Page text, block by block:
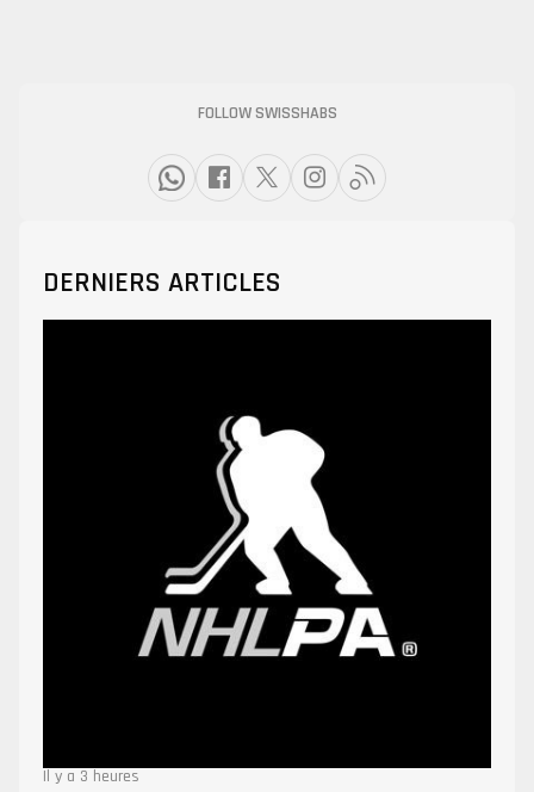
FOLLOW SWISSHABS
DERNIERS ARTICLES
Il y a 3 heures